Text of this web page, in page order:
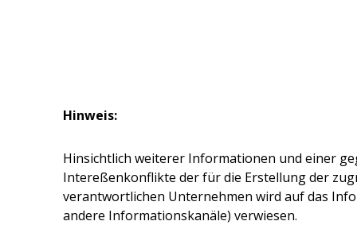
Hinweis:
Hinsichtlich weiterer Informationen und einer
Intereßenkonflikte der für die Erstellung der
verantwortlichen Unternehmen wird auf das
andere Informationskanäle) verwiesen.